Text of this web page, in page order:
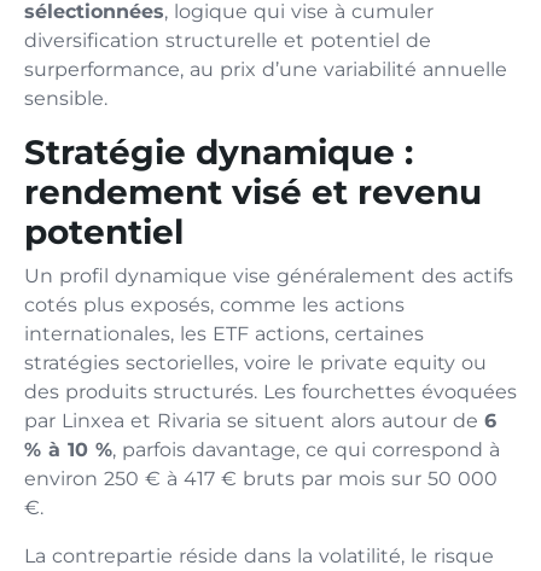
sélectionnées, logique qui vise à cumuler
diversification structurelle et potentiel de
surperformance, au prix d’une variabilité annuelle
sensible.
Stratégie dynamique :
rendement visé et revenu
potentiel
Un profil dynamique vise généralement des actifs
cotés plus exposés, comme les actions
internationales, les ETF actions, certaines
stratégies sectorielles, voire le private equity ou
des produits structurés. Les fourchettes évoquées
par Linxea et Rivaria se situent alors autour de 6
% à 10 %, parfois davantage, ce qui correspond à
environ 250 € à 417 € bruts par mois sur 50 000
€.
La contrepartie réside dans la volatilité, le risque